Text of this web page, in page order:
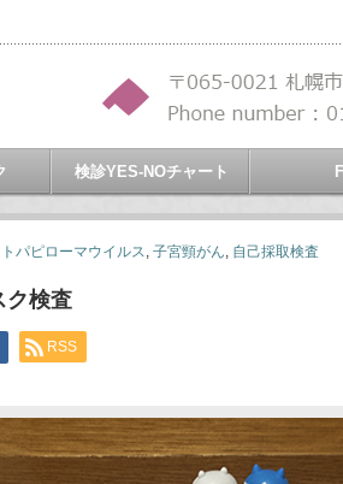
検診YES-NOチャート
トパピローマウイルス, 子宮頸がん, 自己採取検査
ク検査
RSS